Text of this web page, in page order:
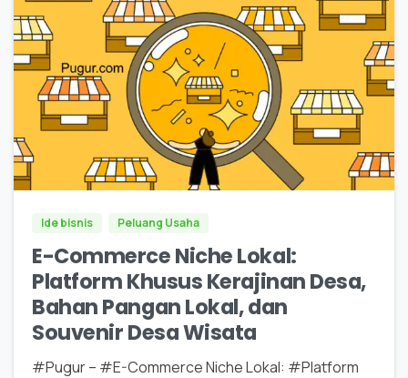
0
Ide bisnis Peluang Usaha
E-Commerce Niche Lokal:
Platform Khusus Kerajinan Desa,
Bahan Pangan Lokal, dan
Souvenir Desa Wisata
#Pugur – #E-Commerce Niche Lokal: #Platform